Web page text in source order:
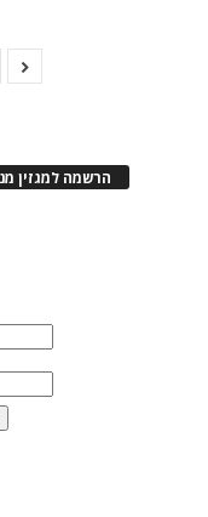
הרשמה למגזין